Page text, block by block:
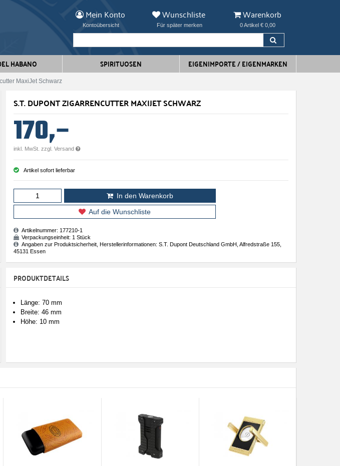
Mein Konto
Kontoübersicht
Wunschliste
Für später merken
Warenkorb
0 Artikel € 0,00
HABANO SPIRITUOSEN EIGENIMPORTE / EIGENMARKEN
MaxiJet Schwarz
S.T. DUPONT ZIGARRENCUTTER MAXIJET SCHWARZ
170,–
inkl. MwSt. zzgl. Versand
Artikel sofort lieferbar
In den Warenkorb
Auf die Wunschliste
Artikelnummer: 177210-1
Verpackungseinheit: 1 Stück
Angaben zur Produktsicherheit, Herstellerinformationen: S.T. Dupont Deutschland GmbH, Alfredstraße 155,
45131 Essen
PRODUKTDETAILS
Länge: 70 mm
Breite: 46 mm
Höhe: 10 mm